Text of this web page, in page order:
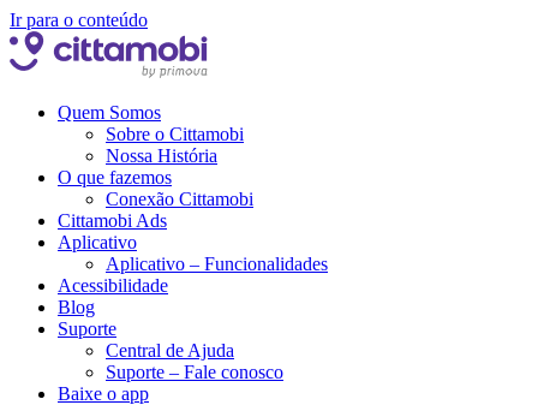
Ir para o conteúdo
Quem Somos
Sobre o Cittamobi
Nossa História
O que fazemos
Conexão Cittamobi
Cittamobi Ads
Aplicativo
Aplicativo – Funcionalidades
Acessibilidade
Blog
Suporte
Central de Ajuda
Suporte – Fale conosco
Baixe o app